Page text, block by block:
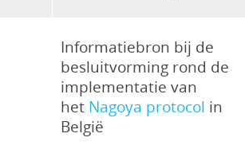
Informatiebron bij de
besluitvorming rond de
implementatie van
het Nagoya protocol in
België